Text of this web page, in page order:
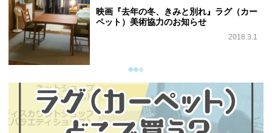
映画『去年の冬、きみと別れ』ラグ（カー
ペット）美術協力のお知らせ
2018.3.1